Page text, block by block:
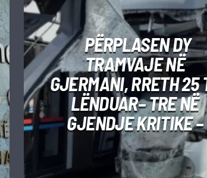
PËRPLASEN DY
TRAMVAJE NË
GJERMANI, RRETH 25
LËNDUAR– TRE NË
GJENDJE KRITIKE –